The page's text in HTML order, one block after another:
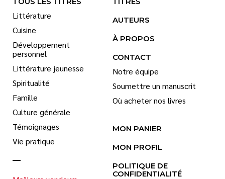
Littérature
Cuisine
Développement
personnel
Littérature jeunesse
Spiritualité
Famille
Culture générale
Témoignages
Vie pratique
AUTEURS
À PROPOS
CONTACT
Notre équipe
Soumettre un manuscrit
Où acheter nos livres
MON PANIER
MON PROFIL
POLITIQUE DE
CONFIDENTIALITÉ